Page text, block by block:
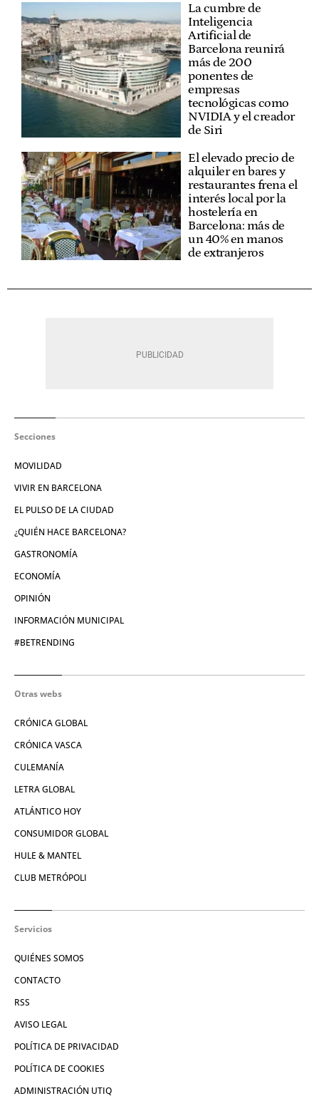
La cumbre de
Inteligencia
Artificial de
Barcelona reunirá
más de 200
ponentes de
empresas
tecnológicas como
NVIDIA y el creador
de Siri
El elevado precio de
alquiler en bares y
restaurantes frena el
interés local por la
hostelería en
Barcelona: más de
un 40% en manos
de extranjeros
Secciones
MOVILIDAD
VIVIR EN BARCELONA
EL PULSO DE LA CIUDAD
¿QUIÉN HACE BARCELONA?
GASTRONOMÍA
ECONOMÍA
OPINIÓN
INFORMACIÓN MUNICIPAL
#BETRENDING
Otras webs
CRÓNICA GLOBAL
CRÓNICA VASCA
CULEMANÍA
LETRA GLOBAL
ATLÁNTICO HOY
CONSUMIDOR GLOBAL
HULE & MANTEL
CLUB METRÓPOLI
Servicios
QUIÉNES SOMOS
CONTACTO
RSS
AVISO LEGAL
POLÍTICA DE PRIVACIDAD
POLÍTICA DE COOKIES
ADMINISTRACIÓN UTIQ